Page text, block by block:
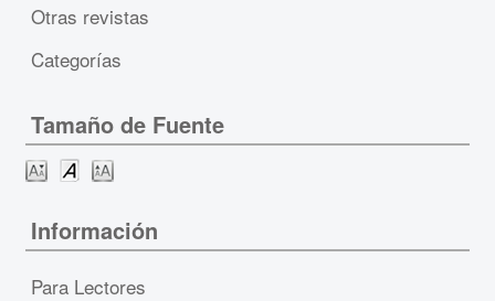
Otras revistas
Categorías
Tamaño de Fuente
Información
Para Lectores